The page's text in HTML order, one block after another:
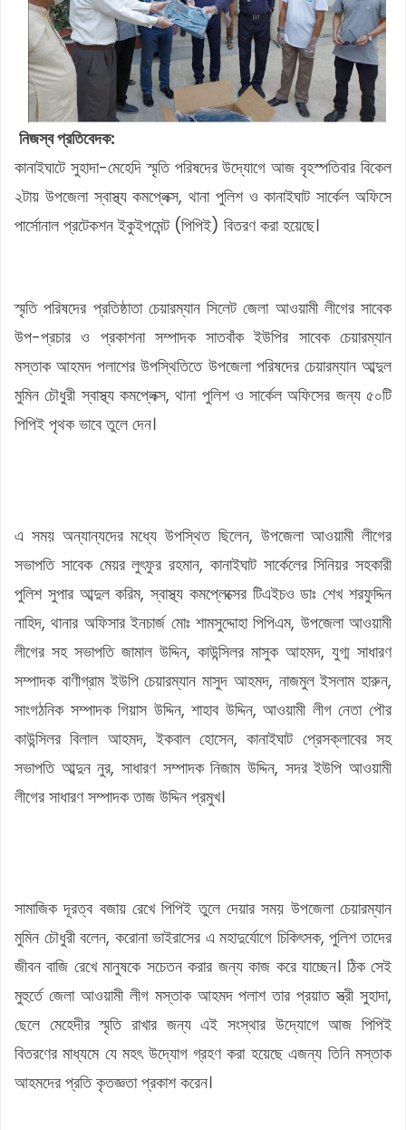
নিজস্ব প্রতিবেদক:
কানাইঘাটে সুহাদা-মেহেদি স্মৃতি পরিষদের উদ্যোগে আজ বৃহস্পতিবার বিকেল
২টায় উপজেলা স্বাস্থ্য কমপ্লেক্স, থানা পুলিশ ও কানাইঘাট সার্কেল অফিসে
পার্সোনাল প্রটেকশন ইকুইপমেন্ট (পিপিই) বিতরণ করা হয়েছে।
স্মৃতি পরিষদের প্রতিষ্ঠাতা চেয়ারম্যান সিলেট জেলা আওয়ামী লীগের সাবেক
উপ-প্রচার ও প্রকাশনা সম্পাদক সাতবাঁক ইউপির সাবেক চেয়ারম্যান
মস্তাক আহমদ পলাশের উপস্থিতিতে উপজেলা পরিষদের চেয়ারম্যান আব্দুল
মুমিন চৌধুরী স্বাস্থ্য কমপ্লেক্স, থানা পুলিশ ও সার্কেল অফিসের জন্য ৫০টি
পিপিই পৃথক ভাবে তুলে দেন।
এ সময় অন্যান্যদের মধ্যে উপস্থিত ছিলেন, উপজেলা আওয়ামী লীগের
সভাপতি সাবেক মেয়র লুৎফুর রহমান, কানাইঘাট সার্কেলের সিনিয়র সহকারী
পুলিশ সুপার আব্দুল করিম, স্বাস্থ্য কমপ্লেক্সের টিএইচও ডাঃ শেখ শরফুদ্দিন
নাহিদ, থানার অফিসার ইনচার্জ মোঃ শামসুদ্দোহা পিপিএম, উপজেলা আওয়ামী
লীগের সহ সভাপতি জামাল উদ্দিন, কাউন্সিলর মাসুক আহমদ, যুগ্ম সাধারণ
সম্পাদক বাণীগ্রাম ইউপি চেয়ারম্যান মাসুদ আহমদ, নাজমুল ইসলাম হারুন,
সাংগঠনিক সম্পাদক গিয়াস উদ্দিন, শাহাব উদ্দিন, আওয়ামী লীগ নেতা পৌর
কাউন্সিলর বিলাল আহমদ, ইকবাল হোসেন, কানাইঘাট প্রেসক্লাবের সহ
সভাপতি আব্দুন নুর, সাধারণ সম্পাদক নিজাম উদ্দিন, সদর ইউপি আওয়ামী
লীগের সাধারণ সম্পাদক তাজ উদ্দিন প্রমুখ।
সামাজিক দূরত্ব বজায় রেখে পিপিই তুলে দেয়ার সময় উপজেলা চেয়ারম্যান
মুমিন চৌধুরী বলেন, করোনা ভাইরাসের এ মহাদুর্যোগে চিকিৎসক, পুলিশ তাদের
জীবন বাজি রেখে মানুষকে সচেতন করার জন্য কাজ করে যাচ্ছেন। ঠিক সেই
মুহুর্তে জেলা আওয়ামী লীগ মস্তাক আহমদ পলাশ তার প্রয়াত স্ত্রী সুহাদা,
ছেলে মেহেদীর স্মৃতি রাখার জন্য এই সংস্থার উদ্যোগে আজ পিপিই
বিতরণের মাধ্যমে যে মহৎ উদ্যোগ গ্রহণ করা হয়েছে এজন্য তিনি মস্তাক
আহমদের প্রতি কৃতজ্ঞতা প্রকাশ করেন।